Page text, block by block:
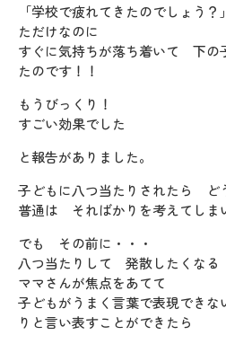
「学校で疲れてきたのでしょう
ただけなのに
すぐに気持ちが落ち着いて 下の
たのです！！
もうびっくり！
すごい効果でした
と報告がありました。
子どもに八つ当たりされたら ど
普通は そればかりを考えてしま
でも その前に・・・
八つ当たりして 発散したくな
ママさんが焦点をあてて
子どもがうまく言葉で表現でき
りと言い表すことができたら